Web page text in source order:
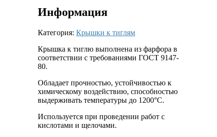
Информация
Категория: Крышки к тиглям
Крышка к тиглю выполнена из фарфора в
соответствии с требованиями ГОСТ 9147-
80.
Обладает прочностью, устойчивостью к
химическому воздействию, способностью
выдерживать температуры до 1200°С.
Используется при проведении работ с
кислотами и щелочами.